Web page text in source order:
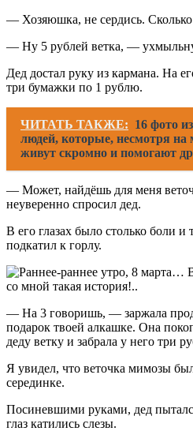
— Хозяюшка, не сердись. Сколько
— Ну 5 рублей ветка, —
Дед достал руку из кармана. На
три бумажки по 1 рублю.
ЧИТАТЬ ТАКЖЕ: 16 фото
людей, которые, несмотря
живут скромно и помогают
— Может, найдёшь для меня
неуверенно спросил дед.
В его глазах было столько боли и
подкатил к горлу.
— На 3 говоришь, — заржала
подарок твоей алкашке. Она
деду ветку и забрала у него три
Я увидел, что веточка мимозы
серединке.
Посиневшими руками, дед
глаз катились слезы.